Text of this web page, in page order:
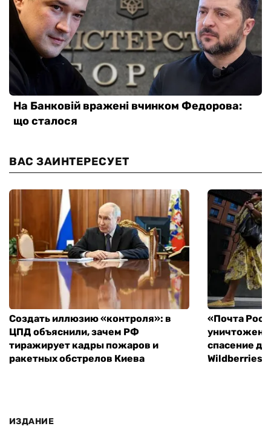
ВАС ЗАИНТЕРЕСУЕТ
Создать иллюзию «контроля»: в
ЦПД объяснили, зачем РФ
тиражирует кадры пожаров и
ракетных обстрелов Киева
«Почта
спасение
Wildberries
ИЗДАНИЕ